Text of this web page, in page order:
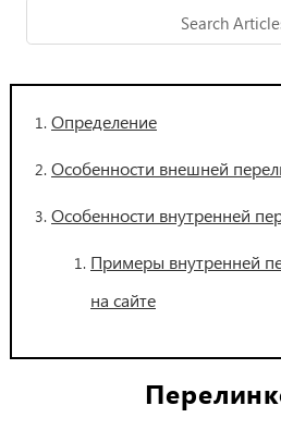
Определение
Особенности внешней
Особенности внутренней
Примеры внутренней
на сайте